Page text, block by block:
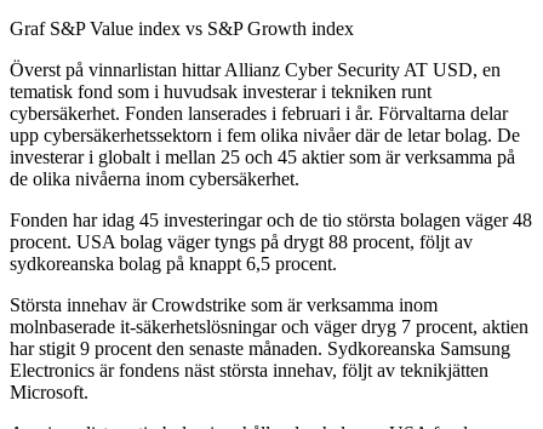
Graf S&P Value index vs S&P Growth index
Överst på vinnarlistan hittar Allianz Cyber Security AT USD, en
tematisk fond som i huvudsak investerar i tekniken runt
cybersäkerhet. Fonden lanserades i februari i år. Förvaltarna delar
upp cybersäkerhetssektorn i fem olika nivåer där de letar bolag. De
investerar i globalt i mellan 25 och 45 aktier som är verksamma på
de olika nivåerna inom cybersäkerhet.
Fonden har idag 45 investeringar och de tio största bolagen väger 48
procent. USA bolag väger tyngs på drygt 88 procent, följt av
sydkoreanska bolag på knappt 6,5 procent.
Största innehav är Crowdstrike som är verksamma inom
molnbaserade it-säkerhetslösningar och väger dryg 7 procent, aktien
har stigit 9 procent den senaste månaden. Sydkoreanska Samsung
Electronics är fondens näst största innehav, följt av teknikjätten
Microsoft.